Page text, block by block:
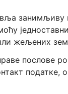
занимљиву
жељених
послове
податке,